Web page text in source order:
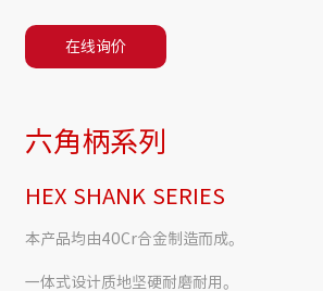
在线询价
六角柄系列
HEX SHANK SERIES
本产品均由40Cr合金制造而成。
一体式设计质地坚硬耐磨耐用。